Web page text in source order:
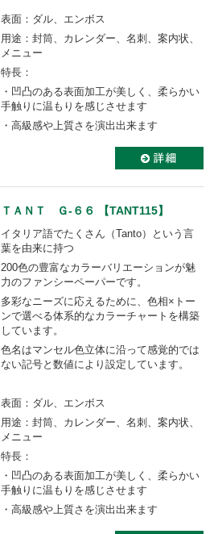
表面：ダル、エンボス
用途：封筒、カレンダー、名刺、案内状、
メニュー
特長：
・凹凸のある表面加工が美しく、柔らかい
手触りに温もりを感じさせます
・高級感や上質さを演出出来ます
ＴＡＮＴ Ｇ-６６ 【TANT115】
イタリア語でたくさん（Tanto）という言
葉を由来に持つ
200色の豊富なカラーバリエーションが魅
力のファンシーペーパーです。
多彩なニーズに応えるために、色相×トー
ンで選べる体系的なカラーチャートを構築
しています。
色名はマンセル色立体に沿って感覚的では
ない記号と数値により設定しています。
表面：ダル、エンボス
用途：封筒、カレンダー、名刺、案内状、
メニュー
特長：
・凹凸のある表面加工が美しく、柔らかい
手触りに温もりを感じさせます
・高級感や上質さを演出出来ます